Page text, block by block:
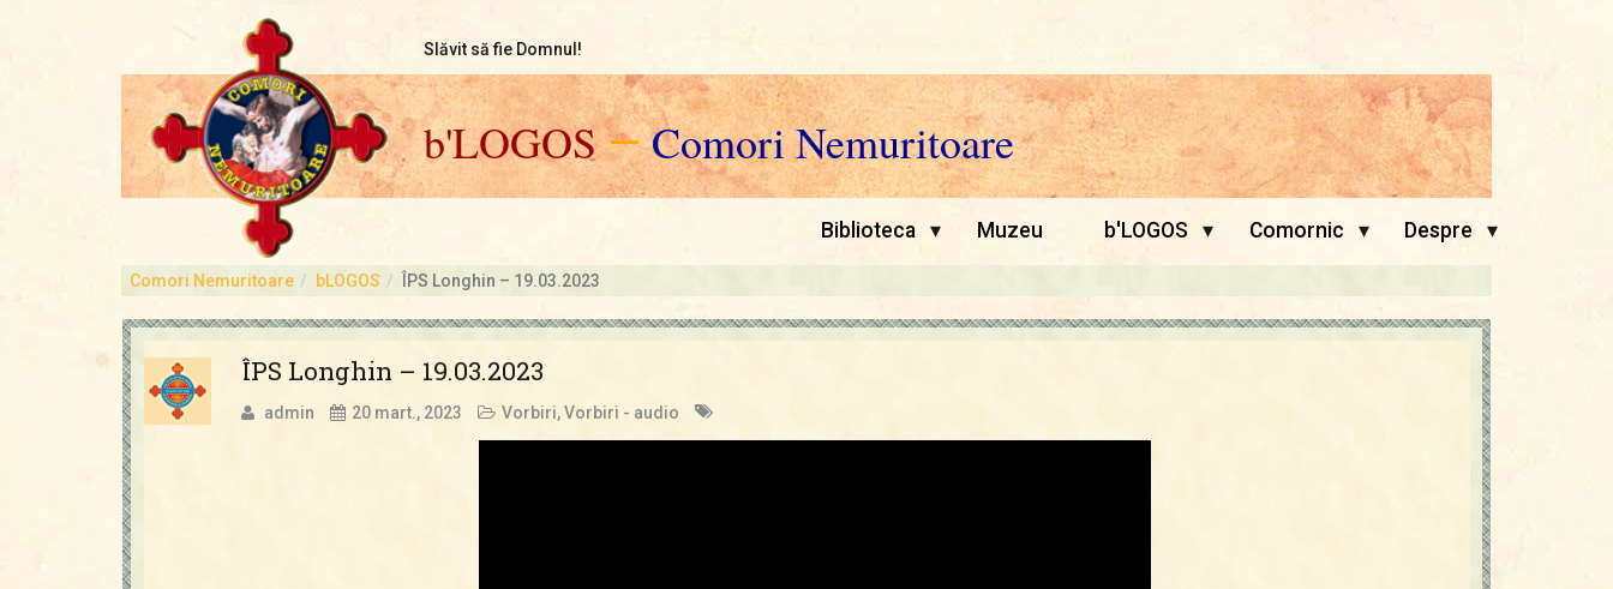
Slăvit să fie Domnul!
b'LOGOS—Comori Nemuritoare
Biblioteca ▾ Muzeu b'LOGOS ▾ Comornic ▾ Despre ▾
Comori Nemuritoare bLOGOS ÎPS Longhin – 19.03.2023
ÎPS Longhin – 19.03.2023
admin 20 mart., 2023 Vorbiri,Vorbiri - audio